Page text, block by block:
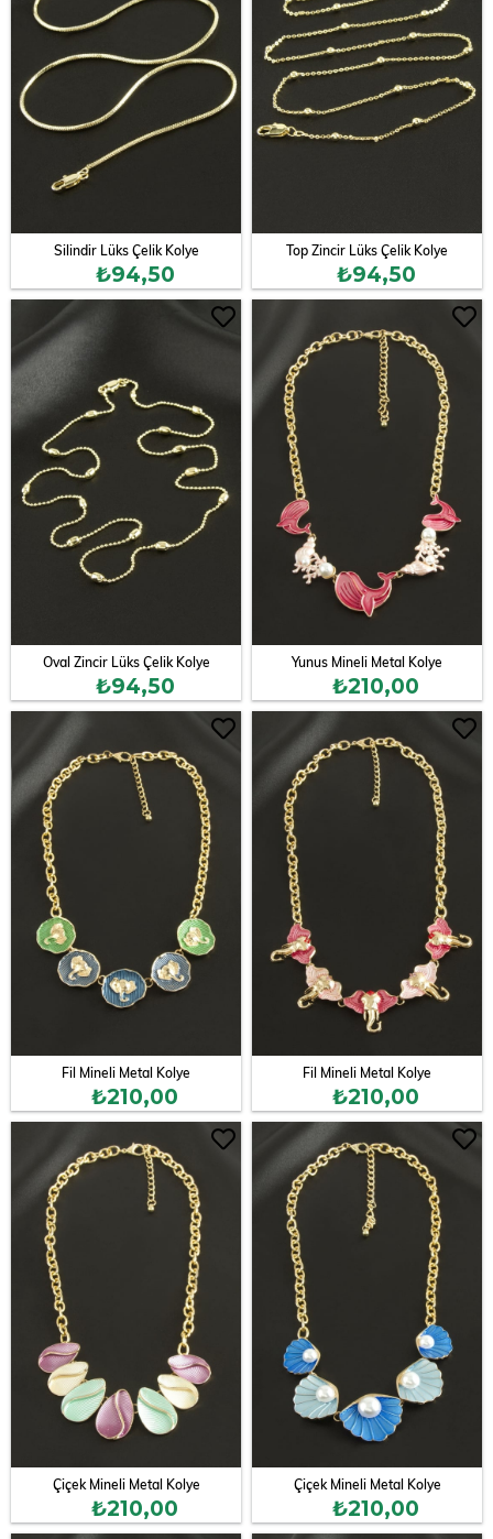
Silindir Lüks Çelik Kolye
₺94,50
Top Zincir Lüks Çelik Kolye
₺94,50
Oval Zincir Lüks Çelik Kolye
₺94,50
Yunus Mineli Metal Kolye
₺210,00
Fil Mineli Metal Kolye
₺210,00
Fil Mineli Metal Kolye
₺210,00
Çiçek Mineli Metal Kolye
₺210,00
Çiçek Mineli Metal Kolye
₺210,00